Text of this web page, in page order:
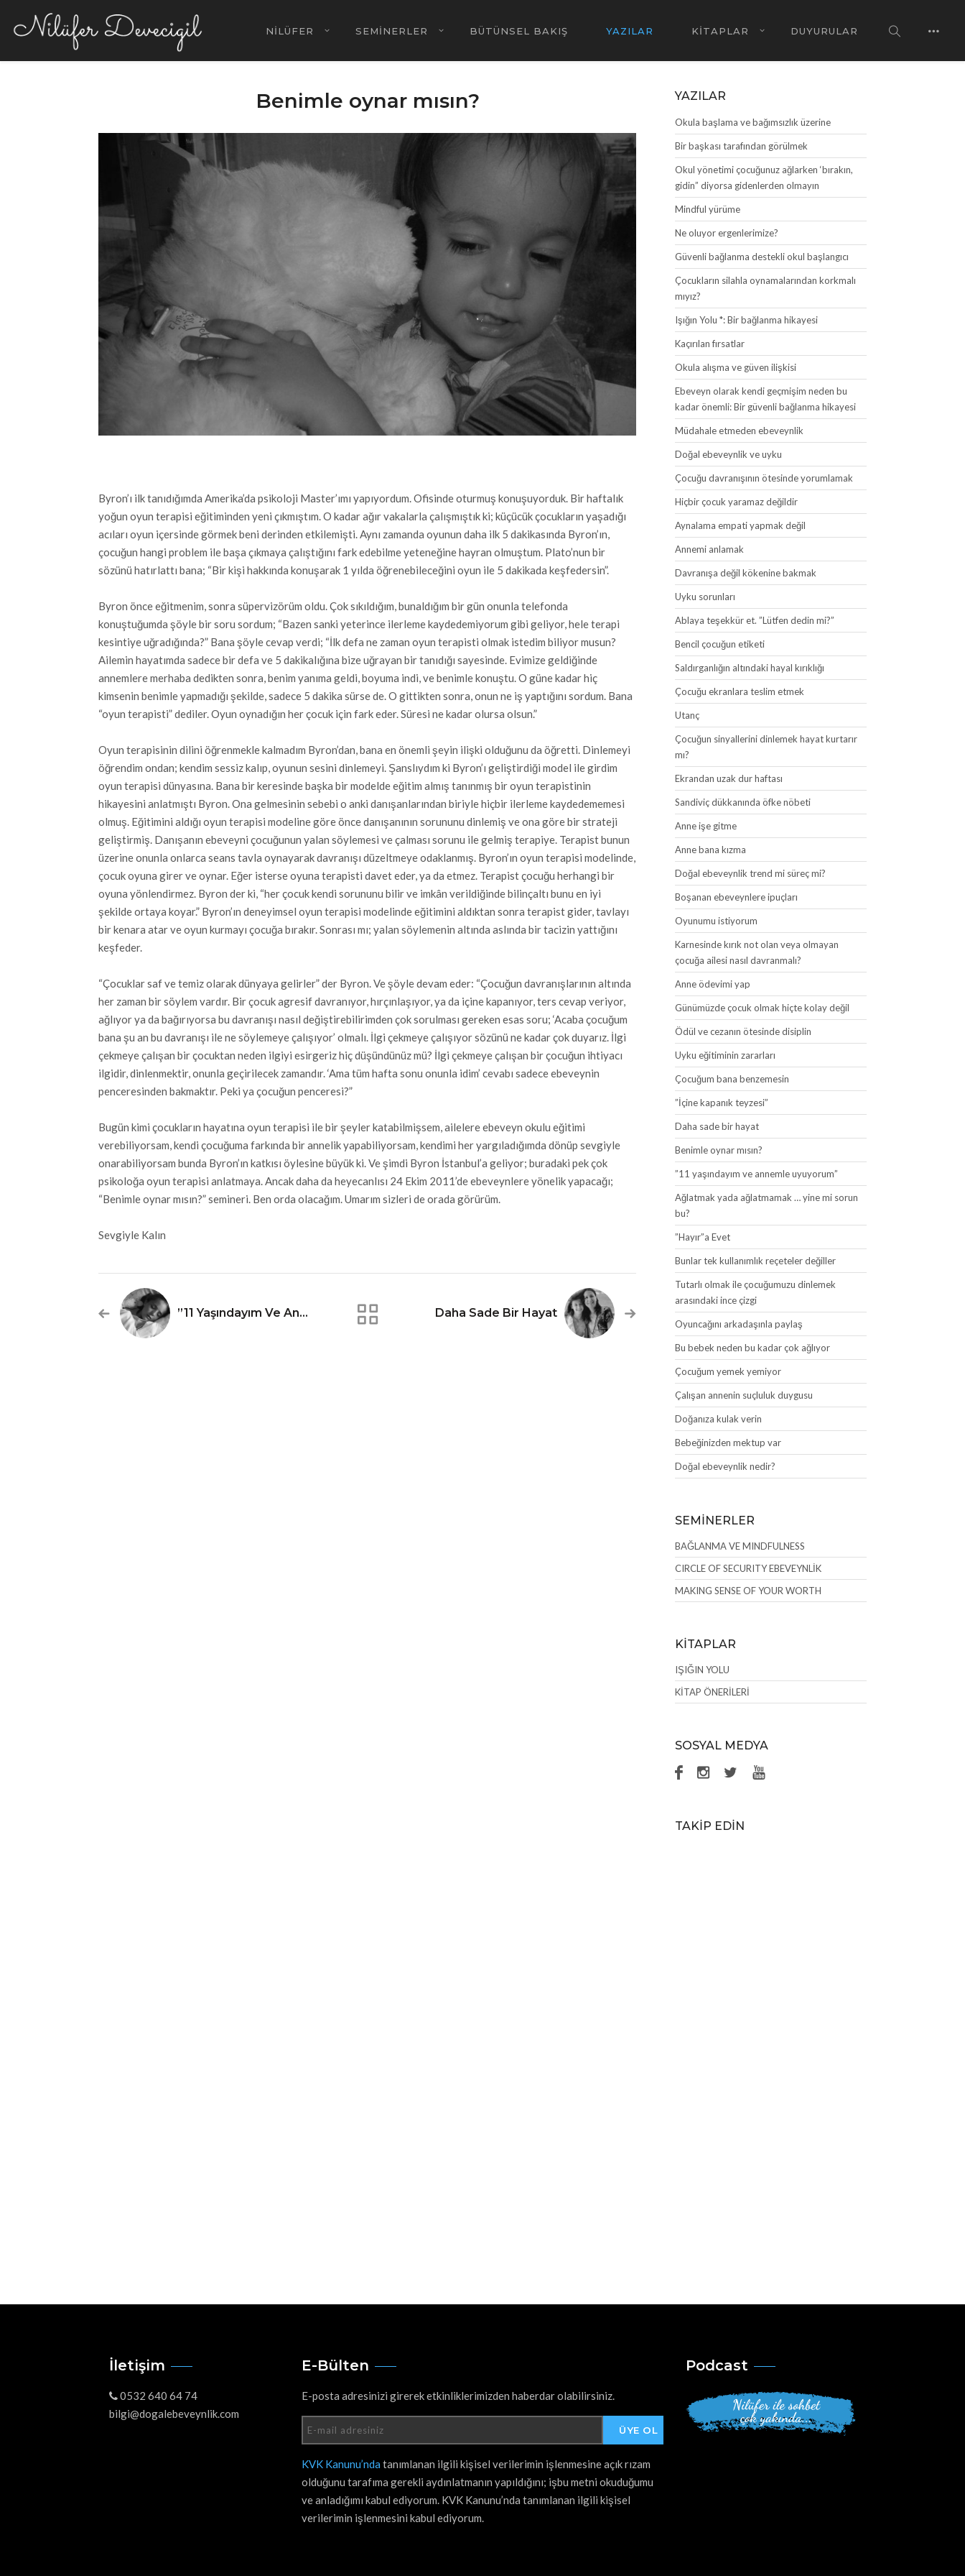
NİLÜFER SEMİNERLER BÜTÜNSEL BAKIŞ YAZILAR KİTAPLAR DUYURULAR
Benimle oynar mısın?
Byron’ı ilk tanıdığımda Amerika’da psikoloji Master’ımı yapıyordum. Ofisinde oturmuş konuşuyorduk. Bir haftalık
yoğun oyun terapisi eğitiminden yeni çıkmıştım. O kadar ağır vakalarla çalışmıştık ki; küçücük çocukların yaşadığı
acıları oyun içersinde görmek beni derinden etkilemişti. Aynı zamanda oyunun daha ilk 5 dakikasında Byron’ın,
çocuğun hangi problem ile başa çıkmaya çalıştığını fark edebilme yeteneğine hayran olmuştum. Plato’nun bir
sözünü hatırlattı bana; “Bir kişi hakkında konuşarak 1 yılda öğrenebileceğini oyun ile 5 dakikada keşfedersin”.
Byron önce eğitmenim, sonra süpervizörüm oldu. Çok sıkıldığım, bunaldığım bir gün onunla telefonda
konuştuğumda şöyle bir soru sordum; “Bazen sanki yeterince ilerleme kaydedemiyorum gibi geliyor, hele terapi
kesintiye uğradığında?” Bana şöyle cevap verdi; “İlk defa ne zaman oyun terapisti olmak istedim biliyor musun?
Ailemin hayatımda sadece bir defa ve 5 dakikalığına bize uğrayan bir tanıdığı sayesinde. Evimize geldiğinde
annemlere merhaba dedikten sonra, benim yanıma geldi, boyuma indi, ve benimle konuştu. O güne kadar hiç
kimsenin benimle yapmadığı şekilde, sadece 5 dakika sürse de. O gittikten sonra, onun ne iş yaptığını sordum. Bana
“oyun terapisti” dediler. Oyun oynadığın her çocuk için fark eder. Süresi ne kadar olursa olsun.”
Oyun terapisinin dilini öğrenmekle kalmadım Byron’dan, bana en önemli şeyin ilişki olduğunu da öğretti. Dinlemeyi
öğrendim ondan; kendim sessiz kalıp, oyunun sesini dinlemeyi. Şanslıydım ki Byron’ı geliştirdiği model ile girdim
oyun terapisi dünyasına. Bana bir keresinde başka bir modelde eğitim almış tanınmış bir oyun terapistinin
hikayesini anlatmıştı Byron. Ona gelmesinin sebebi o anki danışanlarından biriyle hiçbir ilerleme kaydedememesi
olmuş. Eğitimini aldığı oyun terapisi modeline göre önce danışanının sorununu dinlemiş ve ona göre bir strateji
geliştirmiş. Danışanın ebeveyni çocuğunun yalan söylemesi ve çalması sorunu ile gelmiş terapiye. Terapist bunun
üzerine onunla onlarca seans tavla oynayarak davranışı düzeltmeye odaklanmış. Byron’ın oyun terapisi modelinde,
çocuk oyuna girer ve oynar. Eğer isterse oyuna terapisti davet eder, ya da etmez. Terapist çocuğu herhangi bir
oyuna yönlendirmez. Byron der ki, “her çocuk kendi sorununu bilir ve imkân verildiğinde bilinçaltı bunu en iyi
şekilde ortaya koyar.” Byron’ın deneyimsel oyun terapisi modelinde eğitimini aldıktan sonra terapist gider, tavlayı
bir kenara atar ve oyun kurmayı çocuğa bırakır. Sonrası mı; yalan söylemenin altında aslında bir tacizin yattığını
keşfeder.
“Çocuklar saf ve temiz olarak dünyaya gelirler” der Byron. Ve şöyle devam eder: “Çocuğun davranışlarının altında
her zaman bir söylem vardır. Bir çocuk agresif davranıyor, hırçınlaşıyor, ya da içine kapanıyor, ters cevap veriyor,
ağlıyor ya da bağırıyorsa bu davranışı nasıl değiştirebilirimden çok sorulması gereken esas soru; ‘Acaba çocuğum
bana şu an bu davranışı ile ne söylemeye çalışıyor’ olmalı. İlgi çekmeye çalışıyor sözünü ne kadar çok duyarız. İlgi
çekmeye çalışan bir çocuktan neden ilgiyi esirgeriz hiç düşündünüz mü? İlgi çekmeye çalışan bir çocuğun ihtiyacı
ilgidir, dinlenmektir, onunla geçirilecek zamandır. ‘Ama tüm hafta sonu onunla idim’ cevabı sadece ebeveynin
penceresinden bakmaktır. Peki ya çocuğun penceresi?”
Bugün kimi çocukların hayatına oyun terapisi ile bir şeyler katabilmişsem, ailelere ebeveyn okulu eğitimi
verebiliyorsam, kendi çocuğuma farkında bir annelik yapabiliyorsam, kendimi her yargıladığımda dönüp sevgiyle
onarabiliyorsam bunda Byron’ın katkısı öylesine büyük ki. Ve şimdi Byron İstanbul’a geliyor; buradaki pek çok
psikoloğa oyun terapisi anlatmaya. Ancak daha da heyecanlısı 24 Ekim 2011’de ebeveynlere yönelik yapacağı;
“Benimle oynar mısın?” semineri. Ben orda olacağım. Umarım sizleri de orada görürüm.
Sevgiyle Kalın
”11 Yaşındayım Ve Annemle Uyuyorum” Daha Sade Bir Hayat
YAZILAR
Okula başlama ve bağımsızlık üzerine
Bir başkası tarafından görülmek
Okul yönetimi çocuğunuz ağlarken ‘bırakın,
gidin” diyorsa gidenlerden olmayın
Mindful yürüme
Ne oluyor ergenlerimize?
Güvenli bağlanma destekli okul başlangıcı
Çocukların silahla oynamalarından korkmalı
mıyız?
Işığın Yolu *: Bir bağlanma hikayesi
Kaçırılan fırsatlar
Okula alışma ve güven ilişkisi
Ebeveyn olarak kendi geçmişim neden bu
kadar önemli: Bir güvenli bağlanma hikayesi
Müdahale etmeden ebeveynlik
Doğal ebeveynlik ve uyku
Çocuğu davranışının ötesinde yorumlamak
Hiçbir çocuk yaramaz değildir
Aynalama empati yapmak değil
Annemi anlamak
Davranışa değil kökenine bakmak
Uyku sorunları
Ablaya teşekkür et. ”Lütfen dedin mi?”
Bencil çocuğun etiketi
Saldırganlığın altındaki hayal kırıklığı
Çocuğu ekranlara teslim etmek
Utanç
Çocuğun sinyallerini dinlemek hayat kurtarır
mı?
Ekrandan uzak dur haftası
Sandiviç dükkanında öfke nöbeti
Anne işe gitme
Anne bana kızma
Doğal ebeveynlik trend mi süreç mi?
Boşanan ebeveynlere ipuçları
Oyunumu istiyorum
Karnesinde kırık not olan veya olmayan
çocuğa ailesi nasıl davranmalı?
Anne ödevimi yap
Günümüzde çocuk olmak hiçte kolay değil
Ödül ve cezanın ötesinde disiplin
Uyku eğitiminin zararları
Çocuğum bana benzemesin
”İçine kapanık teyzesi”
Daha sade bir hayat
Benimle oynar mısın?
”11 yaşındayım ve annemle uyuyorum”
Ağlatmak yada ağlatmamak … yine mi sorun
bu?
”Hayır”a Evet
Bunlar tek kullanımlık reçeteler değiller
Tutarlı olmak ile çocuğumuzu dinlemek
arasındaki ince çizgi
Oyuncağını arkadaşınla paylaş
Bu bebek neden bu kadar çok ağlıyor
Çocuğum yemek yemiyor
Çalışan annenin suçluluk duygusu
Doğanıza kulak verin
Bebeğinizden mektup var
Doğal ebeveynlik nedir?
SEMİNERLER
BAĞLANMA VE MINDFULNESS
CIRCLE OF SECURITY EBEVEYNLİK
MAKING SENSE OF YOUR WORTH
KİTAPLAR
IŞIĞIN YOLU
KİTAP ÖNERİLERİ
SOSYAL MEDYA
TAKİP EDİN
İletişim
0532 640 64 74
bilgi@dogalebeveynlik.com
E-Bülten
E-posta adresinizi girerek etkinliklerimizden haberdar olabilirsiniz.
KVK Kanunu’ndatanımlanan ilgili kişisel verilerimin işlenmesine açık rızam
olduğunu tarafıma gerekli aydınlatmanın yapıldığını; işbu metni okuduğumu
ve anladığımı kabul ediyorum. KVK Kanunu’nda tanımlanan ilgili kişisel
verilerimin işlenmesini kabul ediyorum.
Podcast